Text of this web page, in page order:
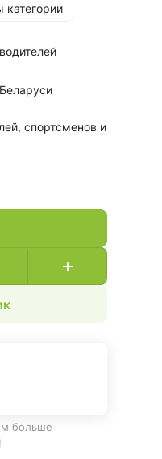
категории
спортсменов и
больше